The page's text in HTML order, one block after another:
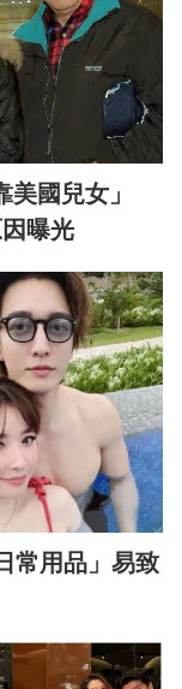
美國兒女」
曝光
常用品」易致